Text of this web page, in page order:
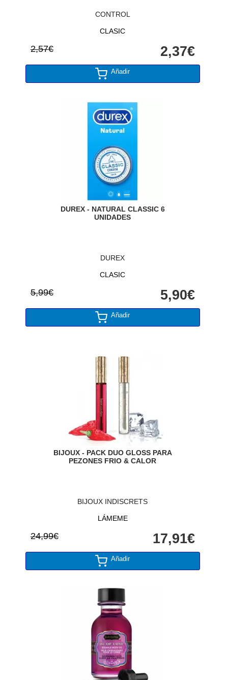
CONTROL
CLASIC
2,57€ 2,37€
Añadir
DUREX - NATURAL CLASSIC 6
UNIDADES
DUREX
CLASIC
5,99€ 5,90€
Añadir
BIJOUX - PACK DUO GLOSS PARA
PEZONES FRIO & CALOR
BIJOUX INDISCRETS
LÁMEME
24,99€ 17,91€
Añadir